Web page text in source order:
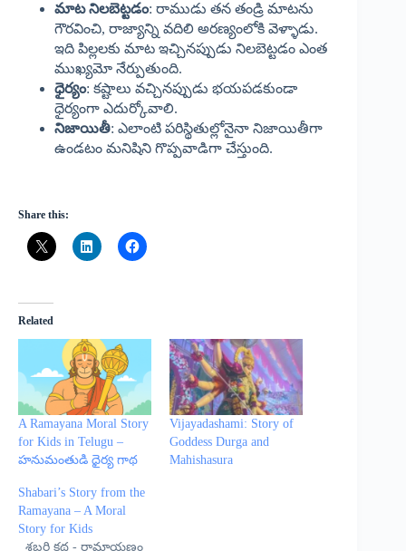
మాటనిలబెట్టడం: రాముడు తన తండ్రి మాటను
గౌరవించి, రాజ్యాన్ని వదిలి అరణ్యంలోకి వెళ్ళాడు.
ఇది పిల్లలకు మాట ఇచ్చినప్పుడు నిలబెట్టడం ఎంత
ముఖ్యమో నేర్పుతుంది.
ధైర్యం: కష్టాలు వచ్చినప్పుడు భయపడకుండా
ధైర్యంగా ఎదుర్కోవాలి.
నిజాయితీ: ఎలాంటి పరిస్థితుల్లోనైనా నిజాయితీగా
ఉండటం మనిషిని గొప్పవాడిగా చేస్తుంది.
Share this:
Related
A Ramayana Moral Story
for Kids in Telugu –
హనుమంతుడి ధైర్య గాథ
Vijayadashami: Story of
Goddess Durga and
Mahishasura
Shabari’s Story from the
Ramayana – A Moral
Story for Kids
శబరి కథ - రామాయణం